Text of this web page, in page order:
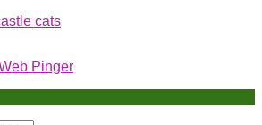
cats